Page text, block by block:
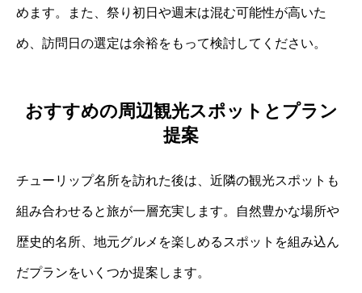
めます。また、祭り初日や週末は混む可能性が高いた
め、訪問日の選定は余裕をもって検討してください。
おすすめの周辺観光スポットとプラン
提案
チューリップ名所を訪れた後は、近隣の観光スポットも
組み合わせると旅が一層充実します。自然豊かな場所や
歴史的名所、地元グルメを楽しめるスポットを組み込ん
だプランをいくつか提案します。